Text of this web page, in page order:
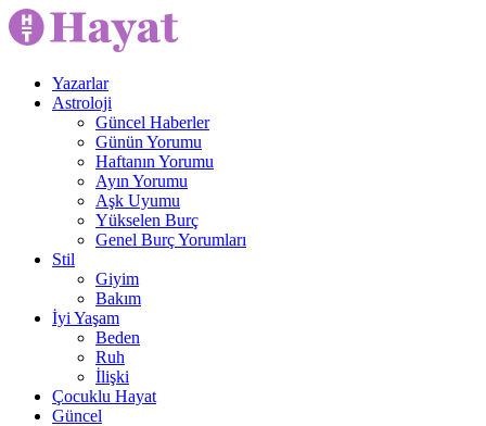
Yazarlar
Astroloji
Güncel Haberler
Günün Yorumu
Haftanın Yorumu
Ayın Yorumu
Aşk Uyumu
Yükselen Burç
Genel Burç Yorumları
Stil
Giyim
Bakım
İyi Yaşam
Beden
Ruh
İlişki
Çocuklu Hayat
Güncel